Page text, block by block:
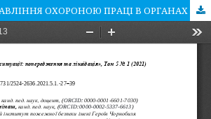
ПРОБЛЕМА УПРАВЛІННЯ ОХОРОНОЮ ПРАЦІ В ОРГАНАХ І ПІДРОЗДІЛАХ ДСНС УКРАЇНИ